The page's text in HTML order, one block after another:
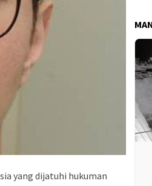
yang dijatuhi hukuman